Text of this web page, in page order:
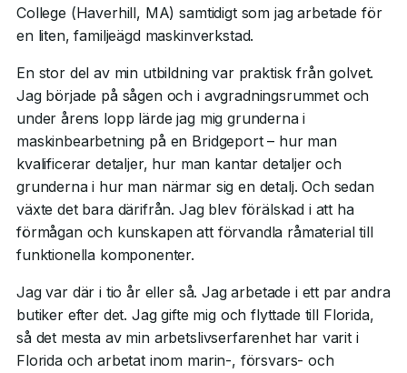
College (Haverhill, MA) samtidigt som jag arbetade för
en liten, familjeägd maskinverkstad.
En stor del av min utbildning var praktisk från golvet.
Jag började på sågen och i avgradningsrummet och
under årens lopp lärde jag mig grunderna i
maskinbearbetning på en Bridgeport – hur man
kvalificerar detaljer, hur man kantar detaljer och
grunderna i hur man närmar sig en detalj. Och sedan
växte det bara därifrån. Jag blev förälskad i att ha
förmågan och kunskapen att förvandla råmaterial till
funktionella komponenter.
Jag var där i tio år eller så. Jag arbetade i ett par andra
butiker efter det. Jag gifte mig och flyttade till Florida,
så det mesta av min arbetslivserfarenhet har varit i
Florida och arbetat inom marin-, försvars- och